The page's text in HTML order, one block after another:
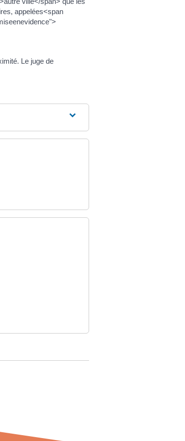
appelées<span
Le juge de